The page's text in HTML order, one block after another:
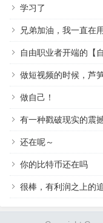
学习了
兄弟加油，我一直在
自由职业者开端的【
做短视频的时候，芦笋是使
做自己！
有一种戳破现实的震
还在呢～
你的比特币还在吗
很棒，有利润之上的